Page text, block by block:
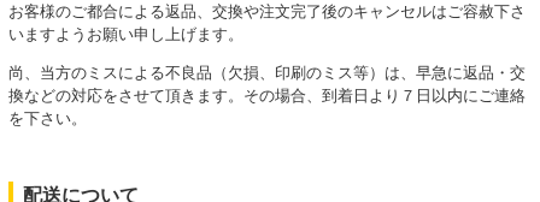
お客様のご都合による返品、交換や注文完了後のキャンセルはご容赦下さ
いますようお願い申し上げます。
尚、当方のミスによる不良品（欠損、印刷のミス等）は、早急に返品・交
換などの対応をさせて頂きます。その場合、到着日より７日以内にご連絡
を下さい。
配送について